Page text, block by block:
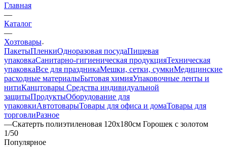
Главная
—
Каталог
—
Хозтовары
ПакетыПленкиОдноразовая посудаПищевая
упаковкаСанитарно-гигиеническая продукцияТехническая
упаковкаВсе для праздникаМешки, сетки, сумкиМедицинские
расходные материалыБытовая химияУпаковочные ленты и
нитиКанцтовары Средства индивидуальной
защитыПродуктыОборудование для
упаковкиАвтотоварыТовары для офиса и домаТовары для
торговлиРазное
—Скатерть полиэтиленовая 120х180см Горошек с золотом
1/50
Популярное